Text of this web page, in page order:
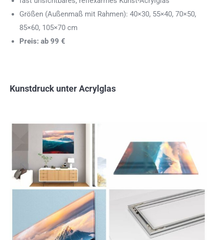
Größen (Außenmaß mit Rahmen): 40×30, 55×40, 70×50,
85×60, 105×70 cm
Preis: ab 99 €
Kunstdruck unter Acrylglas